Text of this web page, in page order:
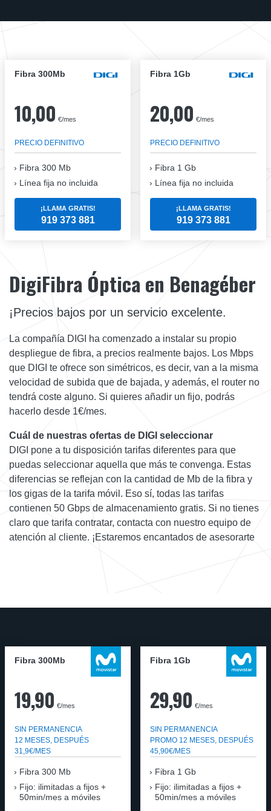
Fibra 300Mb
10,00 €/mes
PRECIO DEFINITIVO
Fibra 300 Mb
Línea fija no incluida
¡LLAMA GRATIS!
919 373 881
Fibra 1Gb
20,00 €/mes
PRECIO DEFINITIVO
Fibra 1 Gb
Línea fija no incluida
¡LLAMA GRATIS!
919 373 881
DigiFibra Óptica en Benagéber
¡Precios bajos por un servicio excelente.
La compañía DIGI ha comenzado a instalar su propio
despliegue de fibra, a precios realmente bajos. Los Mbps
que DIGI te ofrece son simétricos, es decir, van a la misma
velocidad de subida que de bajada, y además, el router no
tendrá coste alguno. Si quieres añadir un fijo, podrás
hacerlo desde 1€/mes.
Cuál de nuestras ofertas de DIGI seleccionar
DIGI pone a tu disposición tarifas diferentes para que
puedas seleccionar aquella que más te convenga. Estas
diferencias se reflejan con la cantidad de Mb de la fibra y
los gigas de la tarifa móvil. Eso sí, todas las tarifas
contienen 50 Gbps de almacenamiento gratis. Si no tienes
claro que tarifa contratar, contacta con nuestro equipo de
atención al cliente. ¡Estaremos encantados de asesorarte
Fibra 300Mb
19,90 €/mes
SIN PERMANENCIA
12 MESES, DESPUÉS
31,9€/MES
Fibra 300 Mb
Fijo: ilimitadas a fijos +
50min/mes a móviles
Fibra 1Gb
29,90 €/mes
SIN PERMANENCIA
PROMO 12 MESES, DESPUÉS
45,90€/MES
Fibra 1 Gb
Fijo: ilimitadas a fijos +
50min/mes a móviles